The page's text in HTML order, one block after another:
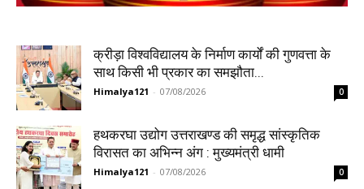
क्रीड़ा विश्वविद्यालय के निर्माण कार्यों की गुणवत्ता के
साथ किसी भी प्रकार का समझौता...
Himalya121 - 07/08/2026 0
हथकरघा उद्योग उत्तराखण्ड की समृद्ध सांस्कृतिक
विरासत का अभिन्न अंग : मुख्यमंत्री धामी
Himalya121 - 07/08/2026 0